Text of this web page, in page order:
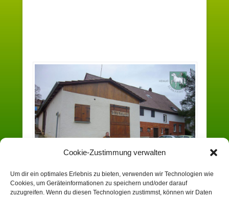
Cookie-Zustimmung verwalten
Um dir ein optimales Erlebnis zu bieten, verwenden wir Technologien wie
Cookies, um Geräteinformationen zu speichern und/oder darauf
zuzugreifen. Wenn du diesen Technologien zustimmst, können wir Daten
Uli an seinem “Ehemaligen Kalkwerk”